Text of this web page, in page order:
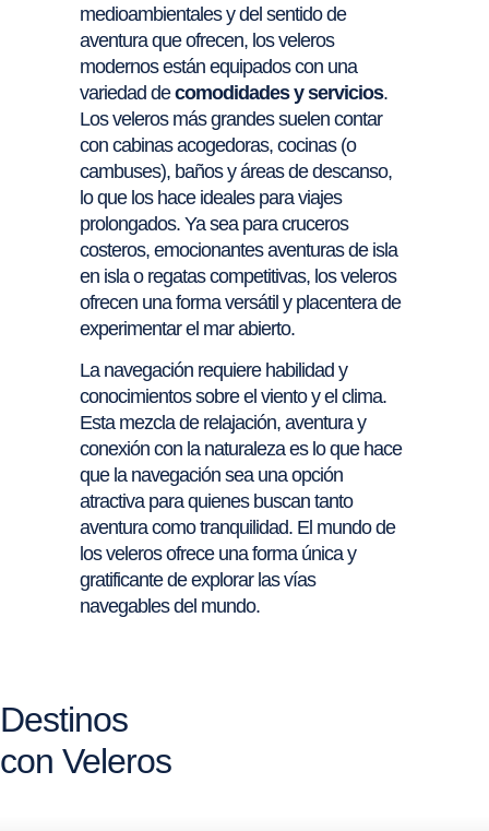
medioambientales y del sentido de
aventura que ofrecen, los veleros
modernos están equipados con una
variedad decomodidades y servicios.
Los veleros más grandes suelen contar
con cabinas acogedoras, cocinas (o
cambuses), baños y áreas de descanso,
lo que los hace ideales para viajes
prolongados. Ya sea para cruceros
costeros, emocionantes aventuras de isla
en isla o regatas competitivas, los veleros
ofrecen una forma versátil y placentera de
experimentar el mar abierto.
La navegación requiere habilidad y
conocimientos sobre el viento y el clima.
Esta mezcla de relajación, aventura y
conexión con la naturaleza es lo que hace
que la navegación sea una opción
atractiva para quienes buscan tanto
aventura como tranquilidad. El mundo de
los veleros ofrece una forma única y
gratificante de explorar las vías
navegables del mundo.
Destinos
con Veleros